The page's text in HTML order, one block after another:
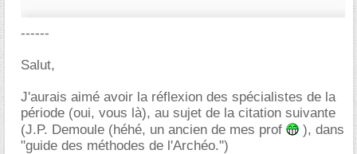
------
Salut,
J'aurais aimé avoir la réflexion des spécialistes de la
période (oui, vous là), au sujet de la citation suivante
(J.P. Demoule (héhé, un ancien de mes prof
), dans
"guide des méthodes de l'Archéo.")